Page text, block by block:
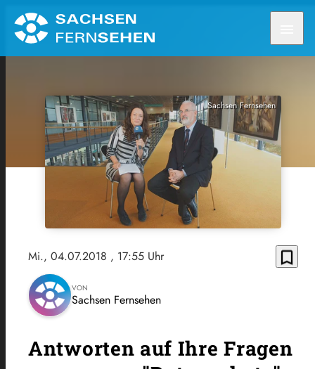
Sachsen Fernsehen
Mi., 04.07.2018 , 17:55 Uhr bookmark_border
VON
Sachsen Fernsehen
Antworten auf Ihre Fragen